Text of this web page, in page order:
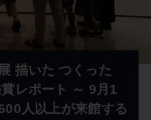
描いた つくった
レポート ～ 9月1
人以上が来館する